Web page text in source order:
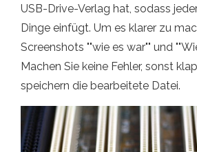
USB-Drive-Verlag hat, sodass
Dinge einfügt. Um es klarer zu
Screenshots ""wie es war"" und
Machen Sie keine Fehler, sonst
speichern die bearbeitete Datei.